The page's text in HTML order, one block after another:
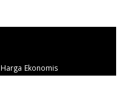
Harga Ekonomis